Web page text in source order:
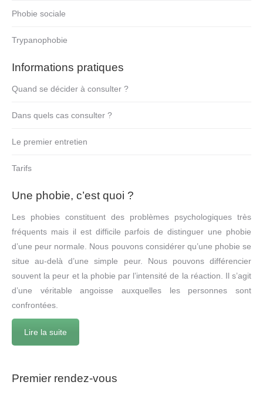
Phobie sociale
Trypanophobie
Informations pratiques
Quand se décider à consulter ?
Dans quels cas consulter ?
Le premier entretien
Tarifs
Une phobie, c’est quoi ?
Les phobies constituent des problèmes psychologiques très
fréquents mais il est difficile parfois de distinguer une phobie
d’une peur normale. Nous pouvons considérer qu’une phobie se
situe au-delà d’une simple peur. Nous pouvons différencier
souvent la peur et la phobie par l’intensité de la réaction. Il s’agit
d’une véritable angoisse auxquelles les personnes sont
confrontées.
Lire la suite
Premier rendez-vous